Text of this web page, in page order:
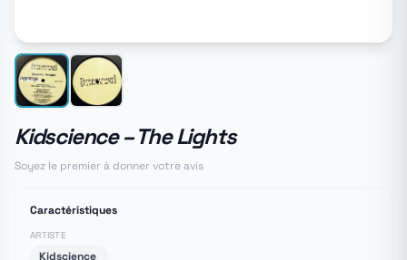
Kidscience ‎– The Lights
Soyez le premier à donner votre avis
Caractéristiques
ARTISTE
Kidscience ‎